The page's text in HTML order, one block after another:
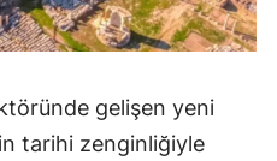
gelişen yeni
tarihi zenginliğiyle